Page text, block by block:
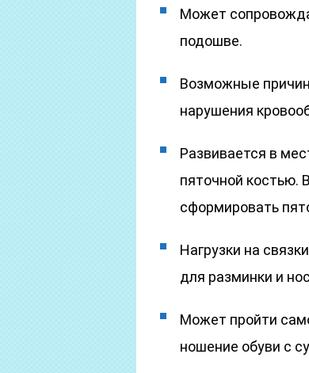
Может
подошве.
Возможные
нарушения
Развивается в
пяточной костью.
сформировать
Нагрузки на
для разминки и
Может пройти
ношение обуви с